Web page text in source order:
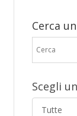
Cerca
Scegli
Tutte